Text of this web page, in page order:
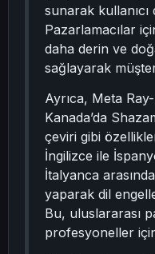
sunarak
Pazarlamacılar
daha derin ve
sağlayarak
Ayrıca, Meta
Kanada’da
çeviri gibi
İngilizce ile
İtalyanca
yaparak dil
Bu, uluslararası
profesyoneller